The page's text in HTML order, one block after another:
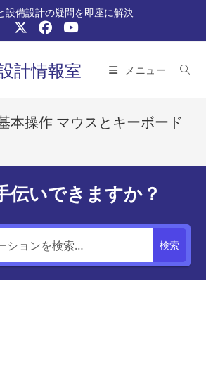
設備設計の疑問を即座に解決
計情報室 メニュー
本操作 マウスとキーボード
伝いできますか？
検索